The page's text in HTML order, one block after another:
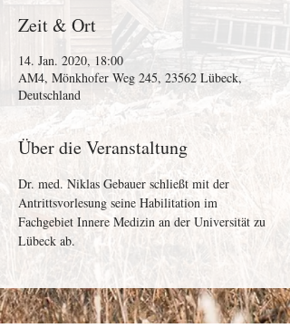
Zeit & Ort
14. Jan. 2020, 18:00
AM4, Mönkhofer Weg 245, 23562 Lübeck,
Deutschland
Über die Veranstaltung
Dr. med. Niklas Gebauer schließt mit der
Antrittsvorlesung seine Habilitation im
Fachgebiet Innere Medizin an der Universität zu
Lübeck ab.